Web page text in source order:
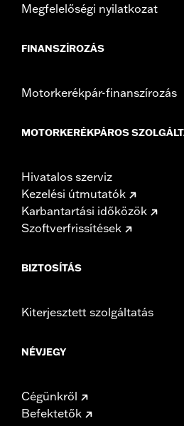
Megfelelőségi nyilatkozat
FINANSZÍROZÁS
Motorkerékpár-finanszírozás
MOTORKERÉKPÁROS
Hivatalos szerviz
Kezelési útmutatók
Karbantartási időközök
Szoftverfrissítések
BIZTOSÍTÁS
Kiterjesztett szolgáltatás
NÉVJEGY
Cégünkről
Befektetők